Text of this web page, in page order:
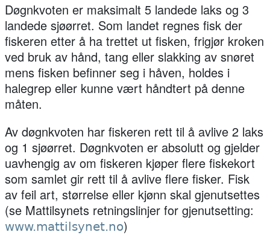
Døgnkvoten er maksimalt 5 landede laks og 3
landede sjøørret. Som landet regnes fisk der
fiskeren etter å ha trettet ut fisken, frigjør kroken
ved bruk av hånd, tang eller slakking av snøret
mens fisken befinner seg i håven, holdes i
halegrep eller kunne vært håndtert på denne
måten.
Av døgnkvoten har fiskeren rett til å avlive 2 laks
og 1 sjøørret. Døgnkvoten er absolutt og gjelder
uavhengig av om fiskeren kjøper flere fiskekort
som samlet gir rett til å avlive flere fisker. Fisk
av feil art, størrelse eller kjønn skal gjenutsettes
(se Mattilsynets retningslinjer for gjenutsetting:
www.mattilsynet.no)